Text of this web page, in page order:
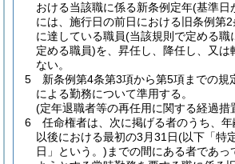
おける当該職に係る新条例定年(基準日
には、施行日の前日における旧条例第
に達している職員(当該規則で定める職
定める職員)を、昇任し、降任し、又は
ない。
5
新条例第4条第3項から第5項までの規
による勤務について準用する。
(定年退職者等の再任用に関する経過措
6
任命権者は、次に掲げる者のうち、
以後における最初の3月31日(以下「特
日」という。) までの間にある者であっ